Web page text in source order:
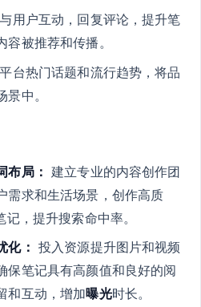
用户互动，回复评论，提升笔
被推荐和传播。
台热门话题和流行趋势，将品
中。
布局： 建立专业的内容创作团
需求和生活场景，创作高质
，提升搜索命中率。
化： 投入资源提升图片和视频
保笔记具有高颜值和良好的阅
和互动，增加曝光时长。